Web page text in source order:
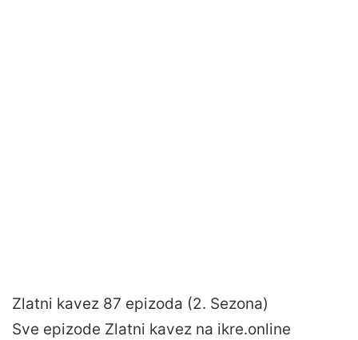
Zlatni kavez 87 epizoda (2. Sezona)
Sve epizode Zlatni kavez na ikre.online